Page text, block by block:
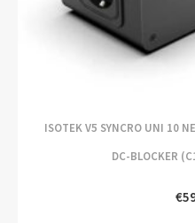
ISOTEK V5 SYNCRO UNI 10
DC-BLOCKER
€